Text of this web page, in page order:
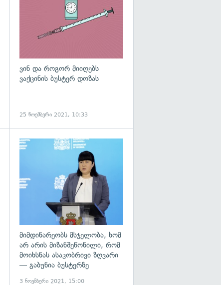
ვინ და როგორ მიიღებს
ვაქცინის ბუსტერ დოზას
25 ნოემბერი 2021, 10:33
გადახედვა
მიმდინარეობს მსჯელობა, ხომ
არ არის მიზანშეწონილი, რომ
მოიხსნას ასაკობრივი ზღვარი
— გაბუნია ბუსტერზე
3 ნოემბერი 2021, 15:00